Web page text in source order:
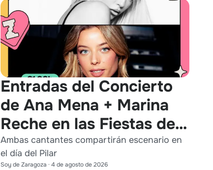
Entradas del Concierto
de Ana Mena + Marina
Reche en las Fiestas del
Pilar 2026
Ambas cantantes compartirán escenario en
el día del Pilar
Soy de Zaragoza · 4 de agosto de 2026